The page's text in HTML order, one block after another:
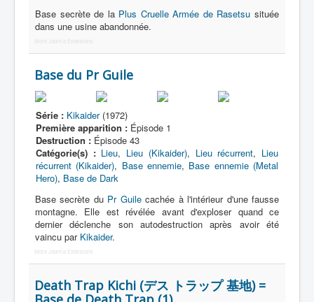
Base secrète de la Plus Cruelle Armée de Rasetsu située
dans une usine abandonnée.
More Joomla Extensions
Base du Pr Guile
Série : Kikaider(1972)
Première apparition : Épisode 1
Destruction : Épisode 43
Catégorie(s) : Lieu, Lieu (Kikaider), Lieu récurrent, Lieu
récurrent (Kikaider), Base ennemie, Base ennemie (Metal
Hero), Base de Dark
Base secrète du Pr Guilecachée à l'intérieur d'une fausse
montagne. Elle est révélée avant d'exploser quand ce
dernier déclenche son autodestruction après avoir été
vaincu par Kikaider.
More Joomla Extensions
Death Trap Kichi (デス トラップ 基地) =